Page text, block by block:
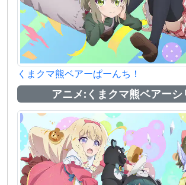
くまクマ熊ベアーぱーんち！
アニメ:くまクマ熊ベアーシ